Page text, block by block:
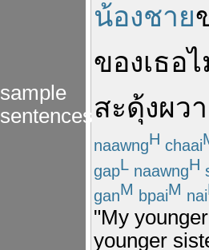
sample
sentences
น้องชาย
ของเธอ
สะดุ้งผวา
naawngH chaai
gapL naawngH
ganM bpaiM nai
"My
younger